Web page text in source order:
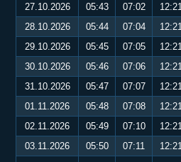
27.10.2026
05:43 07:02 12:21
28.10.2026
05:44 07:04 12:21
29.10.2026
05:45 07:05 12:21
30.10.2026
05:46 07:06 12:21
31.10.2026
05:47 07:07 12:21
01.11.2026
05:48 07:08 12:21
02.11.2026
05:49 07:10 12:21
03.11.2026
05:50 07:11 12:21